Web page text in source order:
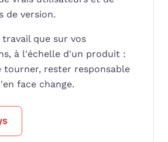
de version.
que sur vos
à l'échelle d'un produit :
tourner, rester responsable
face change.